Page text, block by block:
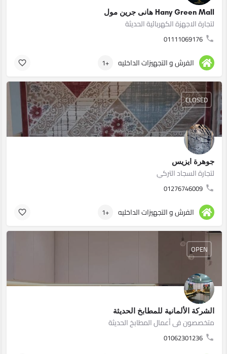
Hany Green Mall هانى جرين مول
لتجارة الاجهزة الكهربائية الحديثة
01111069176
الفرش و التجهيزات الداخليه +1
جوهرة ايزيس
لتجارة السجاد التركي
01276746009
CLOSED
الفرش و التجهيزات الداخليه +1
الشركة الألمانية للمطابخ الحديثة
متخصصون فى أعمال المطابخ الحديثة
01062301236
OPEN